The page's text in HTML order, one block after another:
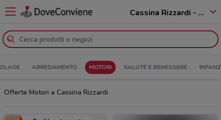
Cassina Rizzardi - 22070
ARREDAMENTO MOTORI SALUTE E BENESSERE
Offerte Motori a Cassina Rizzardi